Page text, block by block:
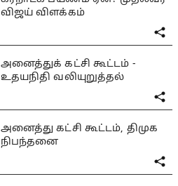
விஜய் விளக்கம்
அனைத்துக் கட்சி கூட்டம் -
உதயநிதி வலியுறுத்தல்
அனைத்து கட்சி கூட்டம், திமுக
நிபந்தனை